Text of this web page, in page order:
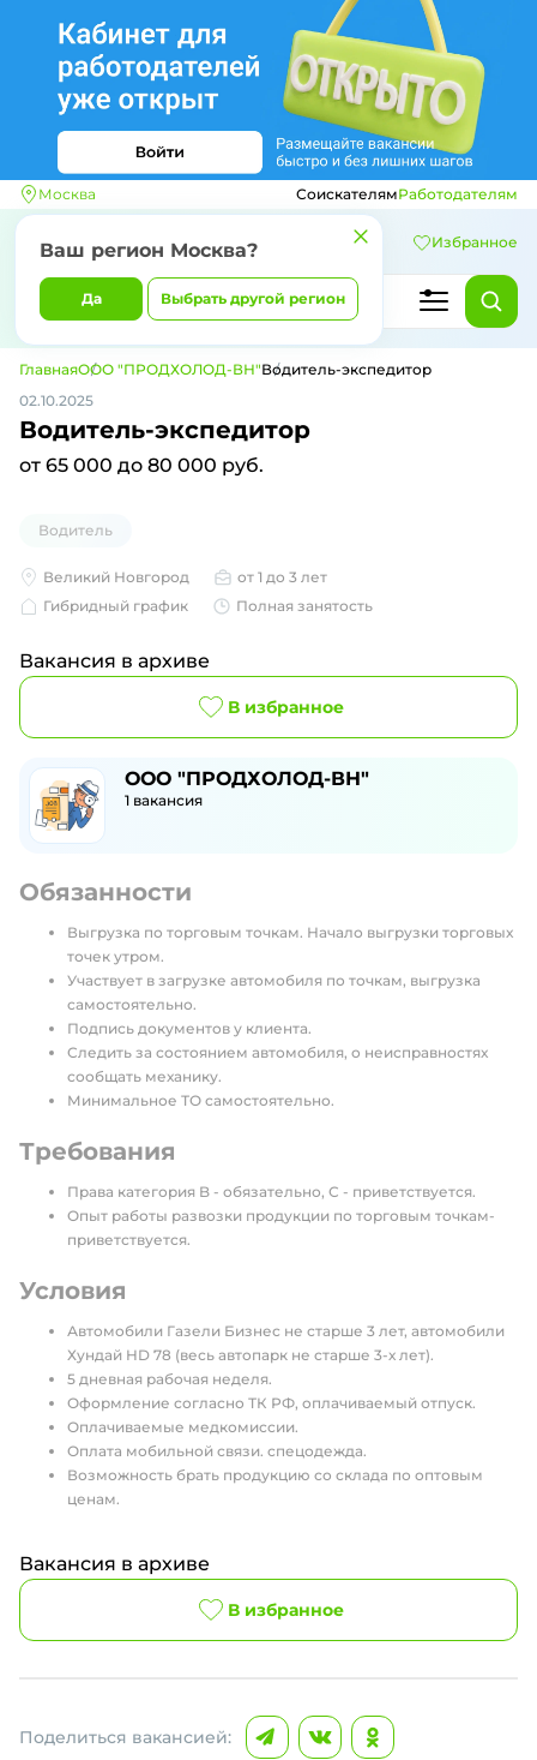
Москва
Ваш регион Москва?
Да Выбрать другой регион
СоискателямРаботодателям
Избранное
ГлавнаяООО "ПРОДХОЛОД-ВН"Водитель-экспедитор
02.10.2025
Водитель-экспедитор
от 65 000 до 80 000 руб.
Водитель
Великий Новгород
от 1 до 3 лет
Гибридный график
Полная занятость
Вакансия в архиве
В избранное
ООО "ПРОДХОЛОД-ВН"
1 вакансия
Обязанности
Выгрузка по торговым точкам. Начало выгрузки торговых
точек утром.
Участвует в загрузке автомобиля по точкам, выгрузка
самостоятельно.
Подпись документов у клиента.
Следить за состоянием автомобиля, о неисправностях
сообщать механику.
Минимальное ТО самостоятельно.
Требования
Права категория B - обязательно, С - приветствуется.
Опыт работы развозки продукции по торговым точкам-
приветствуется.
Условия
Автомобили Газели Бизнес не старше 3 лет, автомобили
Хундай HD 78 (весь автопарк не старше 3-х лет).
5 дневная рабочая неделя.
Оформление согласно ТК РФ, оплачиваемый отпуск.
Оплачиваемые медкомиссии.
Оплата мобильной связи. спецодежда.
Возможность брать продукцию со склада по оптовым
ценам.
Вакансия в архиве
В избранное
Поделиться вакансией: